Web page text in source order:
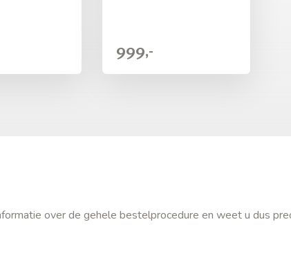
999,-
over de gehele bestelprocedure en weet u dus